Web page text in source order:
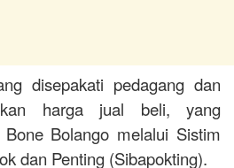
disepakati pedagang dan
harga jual beli, yang
Bolango melalui Sistim
dan Penting (Sibapokting).